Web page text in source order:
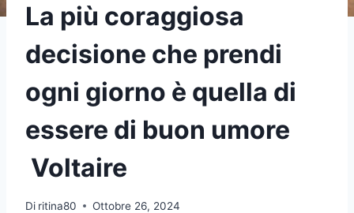
La più coraggiosa
decisione che prendi
ogni giorno è quella di
essere di buon umore
Voltaire
Di ritina80 Ottobre 26, 2024